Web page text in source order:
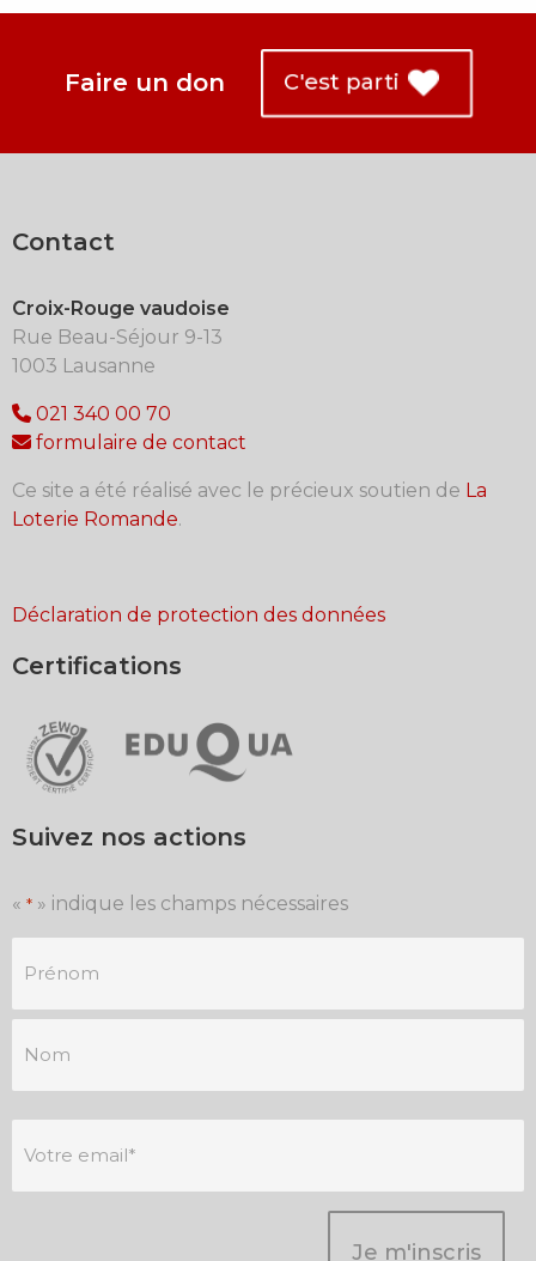
Faire un don C'est parti
Contact
Croix-Rouge vaudoise
Rue Beau-Séjour 9-13
1003 Lausanne
021 340 00 70
formulaire de contact
Ce site a été réalisé avec le précieux soutien de La
Loterie Romande.
Déclaration de protection des données
Certifications
Suivez nos actions
« * » indique les champs nécessaires
m'inscris
à
newsletter
*